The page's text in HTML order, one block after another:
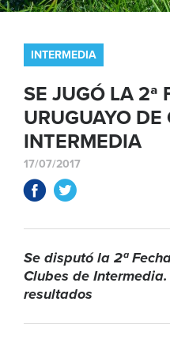
INTERMEDIA
SE JUGÓ LA 2ª
URUGUAYO DE
INTERMEDIA
17/07/2017
Se disputó la 2ª
Clubes de
resultados